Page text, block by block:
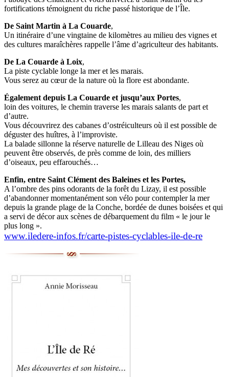
fortifications témoignent du riche passé historique de l’Île.
De Saint Martin à La Couarde,
Un itinéraire d’une vingtaine de kilomètres au milieu des vignes et
des cultures maraîchères rappelle l’âme d’agriculteur des habitants.
De La Couarde à Loix,
La piste cyclable longe la mer et les marais.
Vous serez au cœur de la nature où la flore est abondante.
Également depuis La Couarde et jusqu’aux Portes,
loin des voitures, le chemin traverse les marais salants de part et
d’autre.
Vous découvrirez des cabanes d’ostréiculteurs où il est possible de
déguster des huîtres, à l’improviste.
La balade sillonne la réserve naturelle de Lilleau des Niges où
peuvent être observés, de près comme de loin, des milliers
d’oiseaux, peu effarouchés…
Enfin, entre Saint Clément des Baleines et les Portes,
A l’ombre des pins odorants de la forêt du Lizay, il est possible
d’abandonner momentanément son vélo pour contempler la mer
depuis la grande plage de la Conche, bordée de dunes boisées et qui
a servi de décor aux scènes de débarquement du film « le jour le
plus long ».
www.iledere-infos.fr/carte-pistes-cyclables-ile-de-re